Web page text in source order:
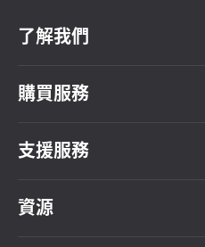
了解我們
購買服務
支援服務
資源